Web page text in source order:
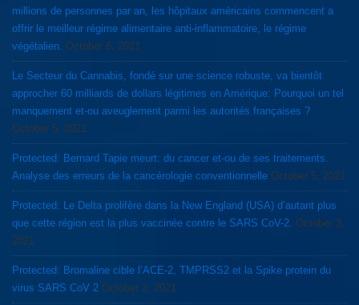
millions de personnes par an, les hôpitaux américains commencent a
offrir le meilleur régime alimentaire anti-inflammatoire, le régime
végétalien. October 6, 2021
Le Secteur du Cannabis, fondé sur une science robuste, va bientôt
approcher 60 milliards de dollars légitimes en Amérique: Pourquoi un tel
manquement et-ou aveuglement parmi les autorités françaises ?
October 5, 2021
Protected: Bernard Tapie meurt: du cancer et-ou de ses traitements.
Analyse des erreurs de la cancérologie conventionnelle October 5, 2021
Protected: Le Delta prolifère dans la New England (USA) d’autant plus
que cette région est la plus vaccinée contre le SARS CoV-2. October 3,
2021
Protected: Bromaline cible l’ACE-2, TMPRSS2 et la Spike protein du
virus SARS CoV 2 October 2, 2021